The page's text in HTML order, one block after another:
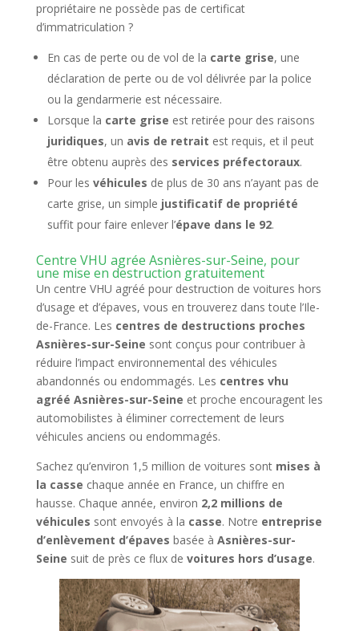
propriétaire ne possède pas de certificat
d’immatriculation ?
En cas de perte ou de vol de la carte grise, une
déclaration de perte ou de vol délivrée par la police
ou la gendarmerie est nécessaire.
Lorsque la carte grise est retirée pour des raisons
juridiques, un avis de retrait est requis, et il peut
être obtenu auprès des services préfectoraux.
Pour les véhicules de plus de 30 ans n’ayant pas de
carte grise, un simple justificatif de propriété
suffit pour faire enlever l’épave dans le 92.
Centre VHU agrée Asnières-sur-Seine, pour
une mise en destruction gratuitement
Un centre VHU agréé pour destruction de voitures hors
d’usage et d’épaves, vous en trouverez dans toute l’Ile-
de-France. Les centres de destructions proches
Asnières-sur-Seine sont conçus pour contribuer à
réduire l’impact environnemental des véhicules
abandonnés ou endommagés. Les centres vhu
agréé Asnières-sur-Seine et proche encouragent les
automobilistes à éliminer correctement de leurs
véhicules anciens ou endommagés.
Sachez qu’environ 1,5 million de voitures sont mises à
la casse chaque année en France, un chiffre en
hausse. Chaque année, environ 2,2 millions de
véhicules sont envoyés à la casse. Notre entreprise
d’enlèvement d’épaves basée à Asnières-sur-
Seine suit de près ce flux de voitures hors d’usage.